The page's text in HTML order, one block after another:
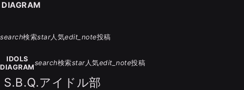
search検索star人気edit_note投稿
IDOLS
DIAGRAM
search検索star人気edit_note投稿
S.B.Q.アイドル部